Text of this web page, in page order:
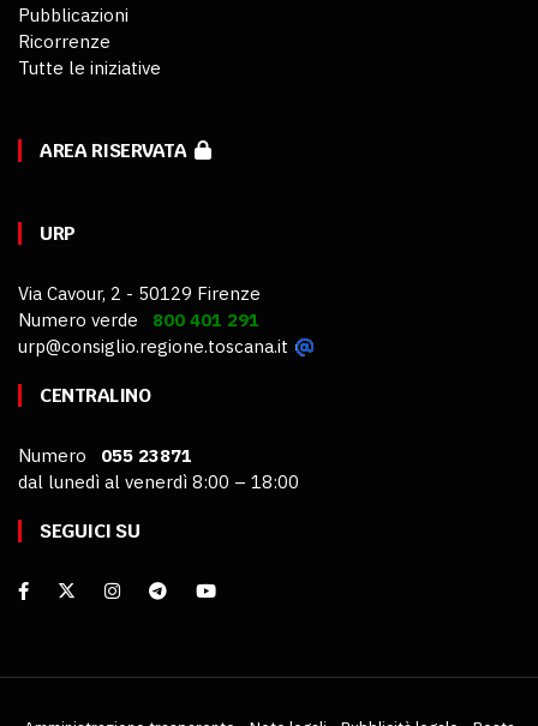
Pubblicazioni
Ricorrenze
Tutte le iniziative
AREA RISERVATA
URP
Via Cavour, 2 - 50129 Firenze
Numero verde 800 401 291
urp@consiglio.regione.toscana.it
CENTRALINO
Numero 055 23871
dal lunedì al venerdì 8:00 – 18:00
SEGUICI SU